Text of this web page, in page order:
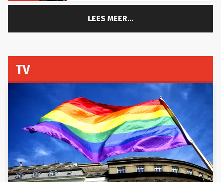
LEES MEER...
TV